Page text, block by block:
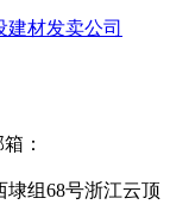
材发卖公司
：
组68号浙江云顶